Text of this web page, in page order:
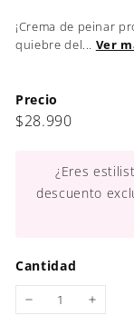
¡Crema de peinar
quiebre del... Ver
Precio
Precio
$28.990$28.990
¿Eres
descuento
Cantidad
+